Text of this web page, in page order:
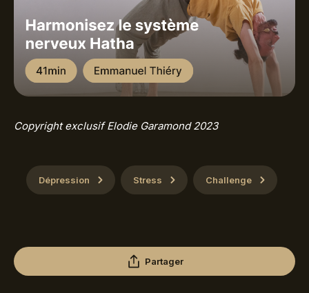
Copyright exclusif Elodie Garamond 2023
Dépression Stress Challenge
Partager